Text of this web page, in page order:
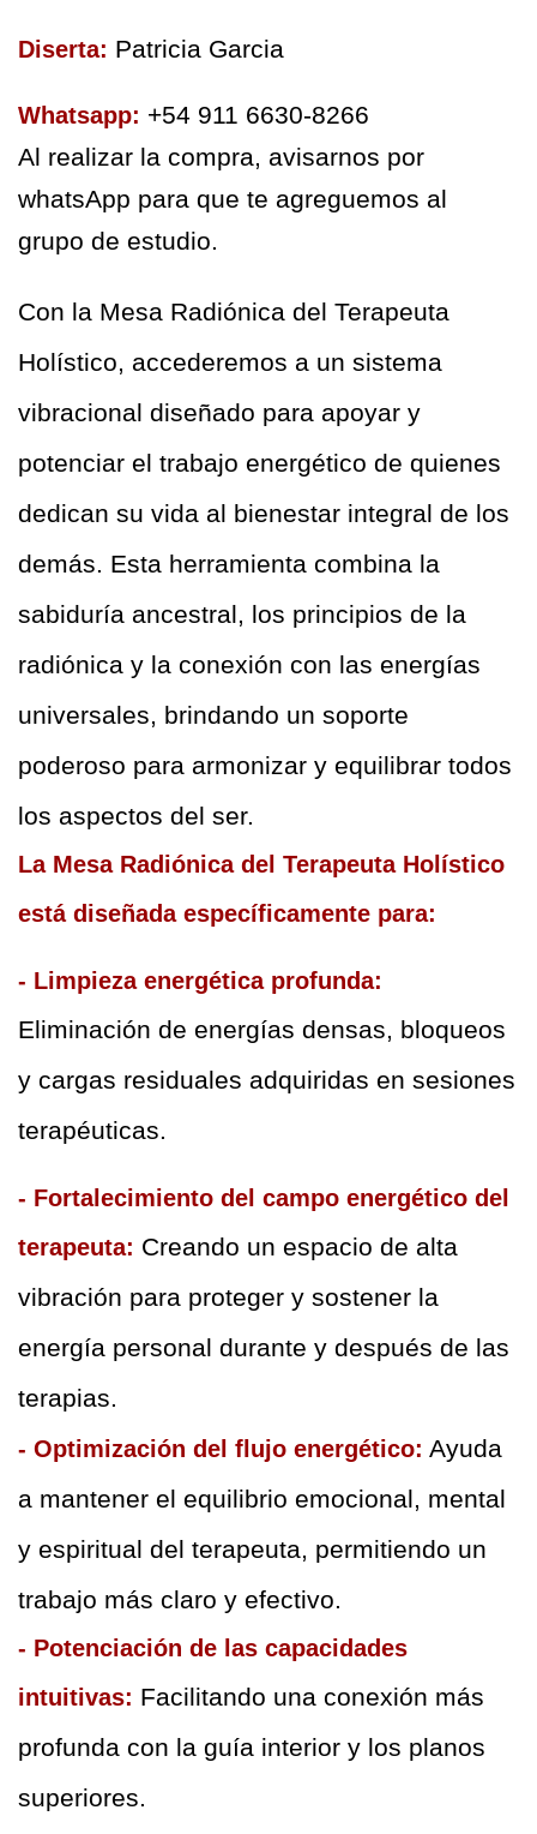
Diserta: Patricia Garcia
Whatsapp: +54 911 6630-8266
Al realizar la compra, avisarnos por
whatsApp para que te agreguemos al
grupo de estudio.
Con la Mesa Radiónica del Terapeuta
Holístico, accederemos a un sistema
vibracional diseñado para apoyar y
potenciar el trabajo energético de quienes
dedican su vida al bienestar integral de los
demás. Esta herramienta combina la
sabiduría ancestral, los principios de la
radiónica y la conexión con las energías
universales, brindando un soporte
poderoso para armonizar y equilibrar todos
los aspectos del ser.
La Mesa Radiónica del Terapeuta Holístico
está diseñada específicamente para:
Eliminación de energías densas, bloqueos
y cargas residuales adquiridas en sesiones
terapéuticas.
- Fortalecimiento del campo energético del
terapeuta: Creando un espacio de alta
vibración para proteger y sostener la
energía personal durante y después de las
terapias.
- Optimización del flujo energético: Ayuda
a mantener el equilibrio emocional, mental
y espiritual del terapeuta, permitiendo un
trabajo más claro y efectivo.
- Potenciación de las capacidades
intuitivas: Facilitando una conexión más
profunda con la guía interior y los planos
superiores.